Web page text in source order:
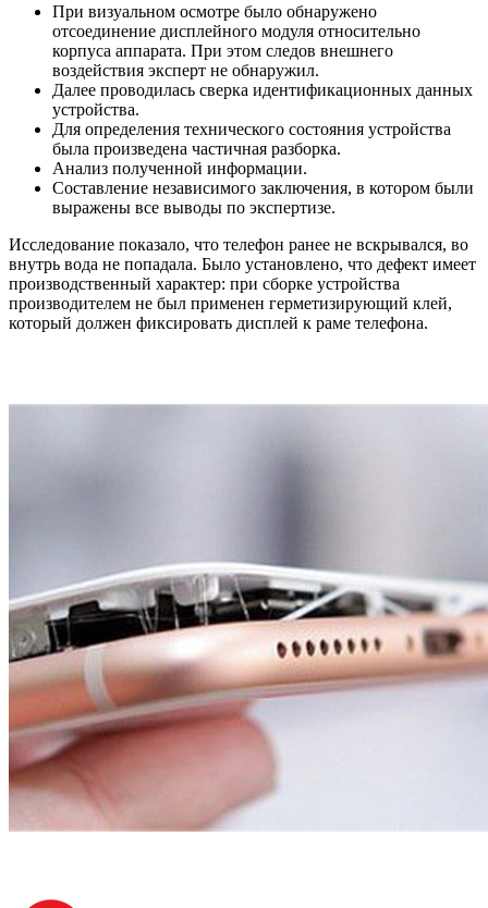
При визуальном осмотре было обнаружено
отсоединение дисплейного модуля относительно
корпуса аппарата. При этом следов внешнего
воздействия эксперт не обнаружил.
Далее проводилась сверка идентификационных данных
устройства.
Для определения технического состояния устройства
была произведена частичная разборка.
Анализ полученной информации.
Составление независимого заключения, в котором были
выражены все выводы по экспертизе.
Исследование показало, что телефон ранее не вскрывался, во
внутрь вода не попадала. Было установлено, что дефект имеет
производственный характер: при сборке устройства
производителем не был применен герметизирующий клей,
который должен фиксировать дисплей к раме телефона.